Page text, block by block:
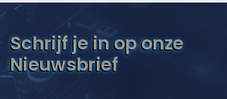
Schrijf je in op onze
Nieuwsbrief